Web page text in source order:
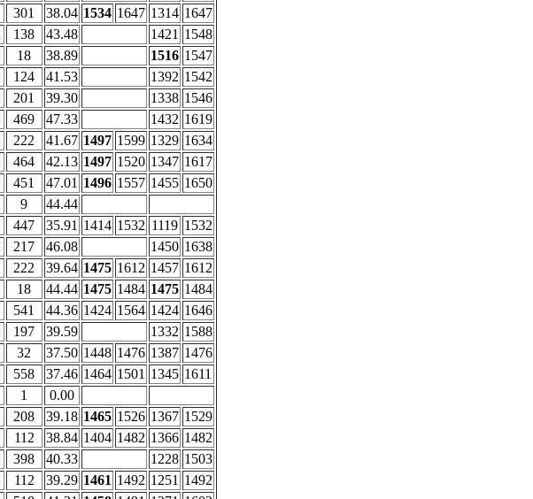
301 38.04 1534 1647 1314 1647
138 43.48 1421 1548
18 38.89 1516 1547
124 41.53 1392 1542
201 39.30 1338 1546
469 47.33 1432 1619
222 41.67 1497 1599 1329 1634
464 42.13 1497 1520 1347 1617
451 47.01 1496 1557 1455 1650
9
44.44
447 35.91 1414 1532 1119 1532
217 46.08 1450 1638
222 39.64 1475 1612 1457 1612
18 44.44 1475 1484 1475 1484
541 44.36 1424 1564 1424 1646
197 39.59 1332 1588
32 37.50 1448 1476 1387 1476
558 37.46 1464 1501 1345 1611
1
0.00
208 39.18 1465 1526 1367 1529
112 38.84 1404 1482 1366 1482
398 40.33 1228 1503
112 39.29 1461 1492 1251 1492